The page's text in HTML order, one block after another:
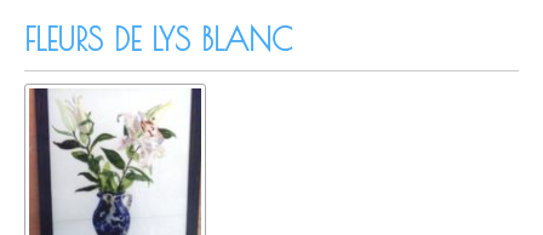
FLEURS DE LYS BLANC